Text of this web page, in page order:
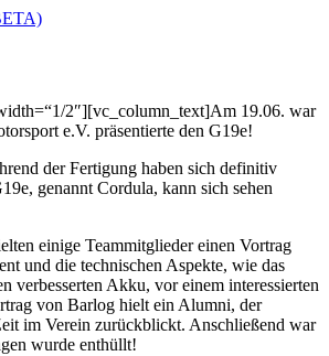
2″][vc_column_text]Am 19.06. war
e.V. präsentierte den G19e!
der Fertigung haben sich definitiv
genannt Cordula, kann sich sehen
einige Teammitglieder einen Vortrag
und die technischen Aspekte, wie das
verbesserten Akku, vor einem interessierten
von Barlog hielt ein Alumni, der
im Verein zurückblickt. Anschließend war
wurde enthüllt!